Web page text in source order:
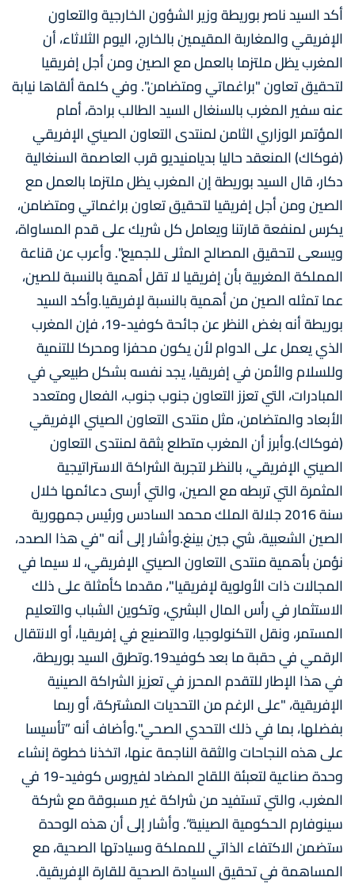
أكد السيد ناصر بوريطة وزير الشؤون الخارجية والتعاون
الإفريقي والمغاربة المقيمين بالخارج، اليوم الثلاثاء، أن
المغرب يظل ملتزما بالعمل مع الصين ومن أجل إفريقيا
لتحقيق تعاون "براغماتي ومتضامن". وفي كلمة ألقاها نيابة
عنه سفير المغرب بالسنغال السيد الطالب برادة، أمام
المؤتمر الوزاري الثامن لمنتدى التعاون الصيني الإفريقي
(فوكاك) المنعقد حاليا بديامنيديو قرب العاصمة السنغالية
دكار، قال السيد بوريطة إن المغرب يظل ملتزما بالعمل مع
الصين ومن أجل إفريقيا لتحقيق تعاون براغماتي ومتضامن،
يكرس لمنفعة قارتنا ويعامل كل شريك على قدم المساواة،
ويسعى لتحقيق المصالح المثلى للجميع". وأعرب عن قناعة
المملكة المغربية بأن إفريقيا لا تقل أهمية بالنسبة للصين،
عما تمثله الصين من أهمية بالنسبة لإفريقيا.وأكد السيد
بوريطة أنه بغض النظر عن جائحة كوفيد-19، فإن المغرب
الذي يعمل على الدوام لأن يكون محفزا ومحركا للتنمية
وللسلام والأمن في إفريقيا، يجد نفسه بشكل طبيعي في
المبادرات، التي تعزز التعاون جنوب جنوب، الفعال ومتعدد
الأبعاد والمتضامن، مثل منتدى التعاون الصيني الإفريقي
(فوكاك).وأبرز أن المغرب متطلع بثقة لمنتدى التعاون
الصيني الإفريقي، بالنظـر لتجربة الشراكة الاستراتيجية
المثمرة التي تربطه مع الصين، والتي أرسى دعائمها خلال
سنة 2016 جلالة الملك محمد السادس ورئيس جمهورية
الصين الشعبية، شي جين بينغ.وأشار إلى أنه "في هذا الصدد،
نؤمن بأهمية منتدى التعاون الصيني الإفريقي، لا سيما في
المجالات ذات الأولوية لإفريقيا"، مقدما كأمثلة على ذلك
الاستثمار في رأس المال البشري، وتكوين الشباب والتعليم
المستمر، ونقل التكنولوجيا، والتصنيع في إفريقيا، أو الانتقال
الرقمي في حقبة ما بعد كوفيد19.وتطرق السيد بوريطة،
في هذا الإطار للتقدم المحرز في تعزيز الشراكة الصينية
الإفريقية، "على الرغم من التحديات المشتركة، أو ربما
بفضلها، بما في ذلك التحدي الصحي".وأضاف أنه ”تأسيسا
على هذه النجاحات والثقة الناجمة عنها، اتخذنا خطوة إنشاء
وحدة صناعية لتعبئة اللقاح المضاد لفيروس كوفيد-19 في
المغرب، والتي تستفيد من شراكة غير مسبوقة مع شركة
سينوفارم الحكومية الصينية“. وأشار إلى أن هذه الوحدة
ستضمن الاكتفاء الذاتي للمملكة وسيادتها الصحية، مع
المساهمة في تحقيق السيادة الصحية للقارة الإفريقية.